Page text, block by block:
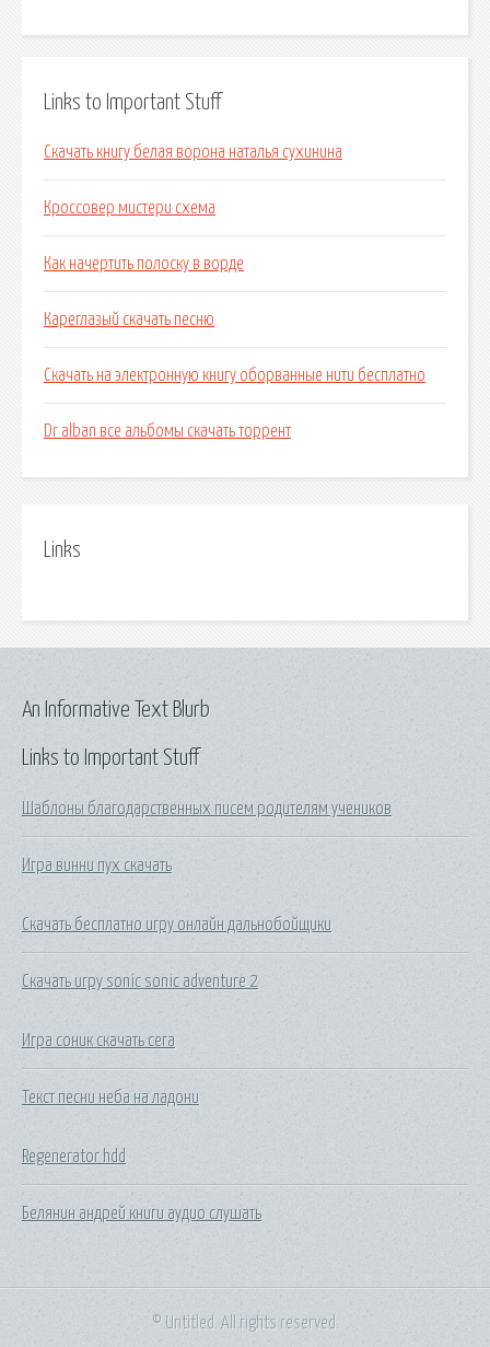
Links to Important Stuff
Скачать книгу белая ворона наталья сухинина
Кроссовер мистери схема
Как начертить полоску в ворде
Кареглазый скачать песню
Скачать на электронную книгу оборванные нити бесплатно
Dr alban все альбомы скачать торрент
Links
Links to Important Stuff
Шаблоны благодарственных писем родителям учеников
Игра винни пух скачать
Скачать бесплатно игру онлайн дальнобойщики
Скачать игру sonic sonic adventure 2
Игра соник скачать сега
Текст песни неба на ладони
Regenerator hdd
Белянин андрей книги аудио слушать
An Informative Text Blurb
© Untitled. All rights reserved.